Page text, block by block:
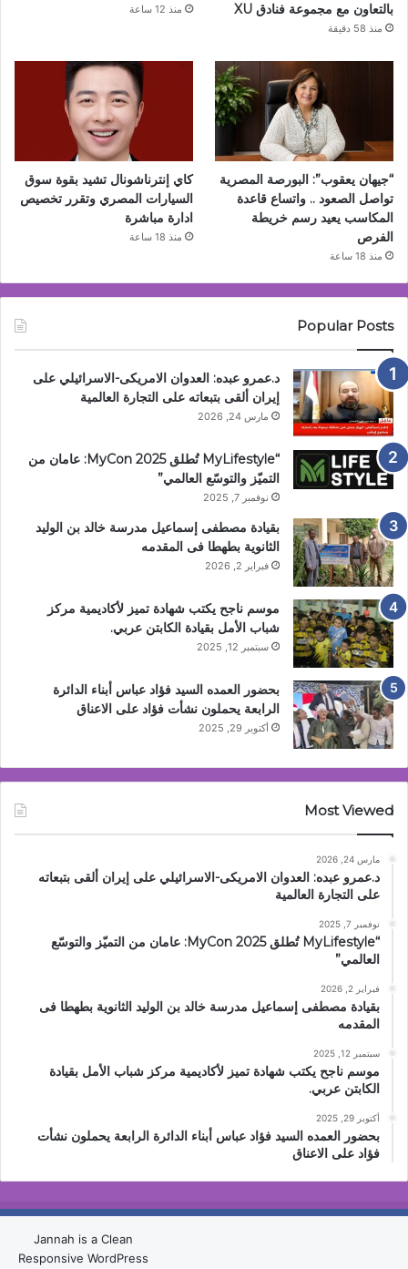
بالتعاون مع مجموعة فنادق XU
منذ 58 دقيقة
منذ 12 ساعة
“جيهان يعقوب”: البورصة المصرية
تواصل الصعود .. واتساع قاعدة
المكاسب يعيد رسم خريطة
الفرص
منذ 18 ساعة
كاي إنترناشونال تشيد بقوة سوق
السيارات المصري وتقرر تخصيص
ادارة مباشرة
منذ 18 ساعة
Popular Posts
د.عمرو عبده: العدوان الامريكى-الاسرائيلي على
إيران ألقى بتبعاته على التجارة العالمية
مارس 24, 2026
“MyLifestyle تُطلق MyCon 2025: عامان من
التميّز والتوسّع العالمي”
نوفمبر 7, 2025
بقيادة مصطفى إسماعيل مدرسة خالد بن الوليد
الثانوية بطهطا فى المقدمه
فبراير 2, 2026
موسم ناجح يكتب شهادة تميز لأكاديمية مركز
شباب الأمل بقيادة الكابتن عربي.
سبتمبر 12, 2025
بحضور العمده السيد فؤاد عباس أبناء الدائرة
الرابعة يحملون نشأت فؤاد على الاعناق
أكتوبر 29, 2025
Most Viewed
مارس 24, 2026
د.عمرو عبده: العدوان الامريكى-الاسرائيلي على إيران ألقى بتبعاته
على التجارة العالمية
نوفمبر 7, 2025
“MyLifestyle تُطلق MyCon 2025: عامان من التميّز والتوسّع
العالمي”
فبراير 2, 2026
بقيادة مصطفى إسماعيل مدرسة خالد بن الوليد الثانوية بطهطا فى
المقدمه
سبتمبر 12, 2025
موسم ناجح يكتب شهادة تميز لأكاديمية مركز شباب الأمل بقيادة
الكابتن عربي.
أكتوبر 29, 2025
بحضور العمده السيد فؤاد عباس أبناء الدائرة الرابعة يحملون نشأت
فؤاد على الاعناق
Jannah is a Clean
Responsive WordPress